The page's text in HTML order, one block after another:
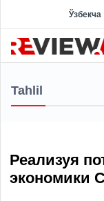
Ўзбекча
Tahlil
Реализуя
экономики